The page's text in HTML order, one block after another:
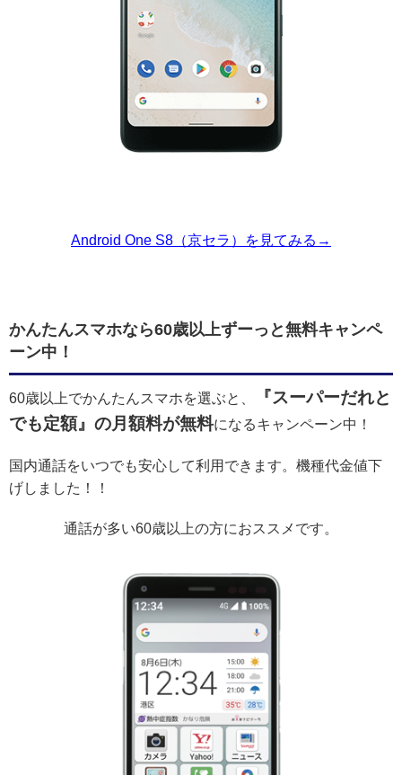
Android One S8（京セラ）を見てみる→
かんたんスマホなら60歳以上ずーっと無料キャンペ
ーン中！
60歳以上でかんたんスマホを選ぶと、
『スーパーだれと
でも定額』の月額料が無料になるキャンペーン中！
国内通話をいつでも安心して利用できます。機種代金値下
げしました！！
通話が多い60歳以上の方におススメです。